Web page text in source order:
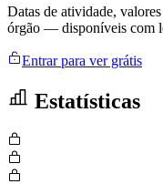
Datas de atividade,
órgão — disponíveis com
Entrar para ver grátis
Estatísticas